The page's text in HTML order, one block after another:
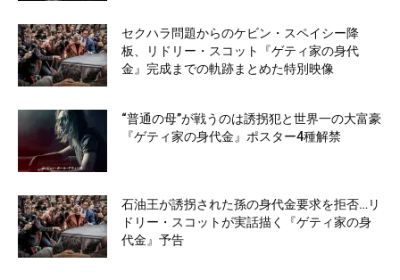
セクハラ問題からのケビン・スペイシー降
板、リドリー・スコット『ゲティ家の身代
金』完成までの軌跡まとめた特別映像
“普通の母”が戦うのは誘拐犯と世界一の大富豪
『ゲティ家の身代金』ポスター4種解禁
石油王が誘拐された孫の身代金要求を拒否…リ
ドリー・スコットが実話描く『ゲティ家の身
代金』予告